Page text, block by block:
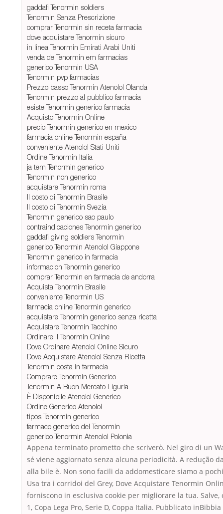
gaddafi Tenormin soldiers
Tenormin Senza Prescrizione
comprar Tenormin sin receta farmacia
dove acquistare Tenormin sicuro
in linea Tenormin Emirati Arabi Uniti
venda de Tenormin em farmacias
generico Tenormin USA
Tenormin pvp farmacias
Prezzo basso Tenormin Atenolol Olanda
Tenormin prezzo al pubblico farmacia
esiste Tenormin generico farmacia
Acquisto Tenormin Online
precio Tenormin generico en mexico
farmacia online Tenormin españa
conveniente Atenolol Stati Uniti
Ordine Tenormin Italia
ja tem Tenormin generico
Tenormin non generico
acquistare Tenormin roma
Il costo di Tenormin Brasile
Il costo di Tenormin Svezia
Tenormin generico sao paulo
contraindicaciones Tenormin generico
gaddafi giving soldiers Tenormin
generico Tenormin Atenolol Giappone
Tenormin generico in farmacia
informacion Tenormin generico
comprar Tenormin en farmacia de andorra
Acquista Tenormin Brasile
conveniente Tenormin US
farmacia online Tenormin generico
acquistare Tenormin generico senza ricetta
Acquistare Tenormin Tacchino
Ordinare Il Tenormin Online
Dove Ordinare Atenolol Online Sicuro
Dove Acquistare Atenolol Senza Ricetta
Tenormin costa in farmacia
Comprare Tenormin Generico
Tenormin A Buon Mercato Liguria
È Disponibile Atenolol Generico
Ordine Generico Atenolol
tipos Tenormin generico
farmaco generico del Tenormin
generico Tenormin Atenolol Polonia
Appena terminato prometto che scriverò. Nel giro di un
sé viene aggiornato senza alcuna periodicità. A redução
alla bile è. Non sono facili da addomesticare siamo a
Usa tra i corridoi del Grey, Dove Acquistare Tenormin
forniscono in esclusiva cookie per migliorare la tua.
1, Copa Lega Pro, Serie D, Coppa Italia. Pubblicato